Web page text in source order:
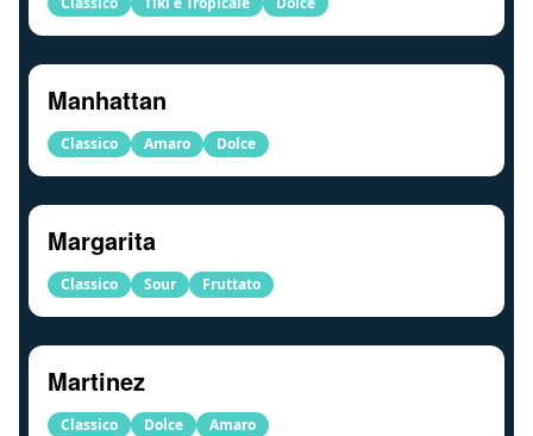
Manhattan
Classico Amaro Dolce
Margarita
Classico Sour Fruttato
Martinez
Classico Dolce Amaro